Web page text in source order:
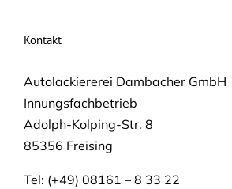
Kontakt
Autolackiererei Dambacher GmbH
Innungsfachbetrieb
Adolph-Kolping-Str. 8
85356 Freising
Tel: (+49) 08161 – 8 33 22